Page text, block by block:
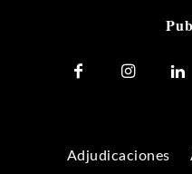
Adjudicaciones